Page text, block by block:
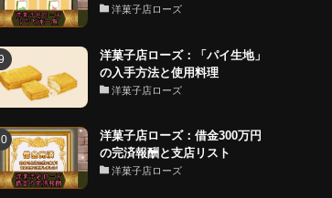
洋菓子店ローズ
洋菓子店ローズ：「パイ生地」
の入手方法と使用料理
洋菓子店ローズ
洋菓子店ローズ：借金300万円
の完済報酬と支店リスト
洋菓子店ローズ